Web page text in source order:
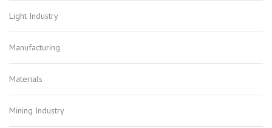
Light Industry
Manufacturing
Materials
Mining Industry